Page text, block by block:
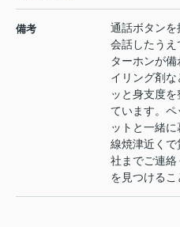
備考
通話ボタンを
会話したうえ
ターホンが
イリング剤
ッと身支度
ています。
ットと一緒
線焼津近くで
社までご連
を見つけるこ